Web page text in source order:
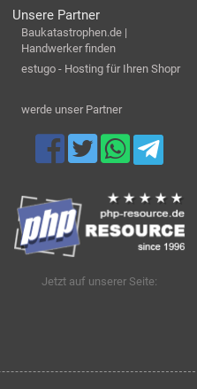
Unsere Partner
Baukatastrophen.de |
Handwerker finden
estugo - Hosting für Ihren Shopr
werde unser Partner
Jetzt auf unserer Seite: